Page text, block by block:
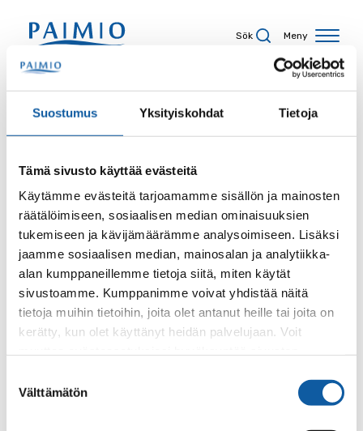
Suostumus Yksityiskohdat Tietoja
Tämä sivusto käyttää evästeitä
Käytämme evästeitä tarjoamamme sisällön ja mainosten
räätälöimiseen, sosiaalisen median ominaisuuksien
tukemiseen ja kävijämäärämme analysoimiseen. Lisäksi
jaamme sosiaalisen median, mainosalan ja analytiikka-
alan kumppaneillemme tietoja siitä, miten käytät
sivustoamme. Kumppanimme voivat yhdistää näitä
tietoja muihin tietoihin, joita olet antanut heille tai joita on
kerätty, kun olet käyttänyt heidän palvelujaan. Voit
valinta
Välttämätön
Sök Meny
Sökresultat
Sökord
Sida
Innehållstyp